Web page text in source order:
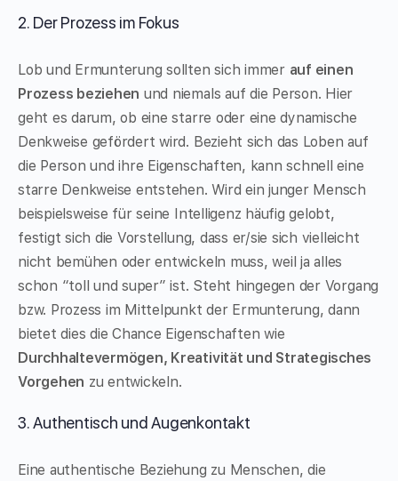
2. Der Prozess im Fokus
Lob und Ermunterung sollten sich immer auf einen
Prozess beziehen und niemals auf die Person. Hier
geht es darum, ob eine starre oder eine dynamische
Denkweise gefördert wird. Bezieht sich das Loben auf
die Person und ihre Eigenschaften, kann schnell eine
starre Denkweise entstehen. Wird ein junger Mensch
beispielsweise für seine Intelligenz häufig gelobt,
festigt sich die Vorstellung, dass er/sie sich vielleicht
nicht bemühen oder entwickeln muss, weil ja alles
schon “toll und super” ist. Steht hingegen der Vorgang
bzw. Prozess im Mittelpunkt der Ermunterung, dann
bietet dies die Chance Eigenschaften wie
Durchhaltevermögen, Kreativität und Strategisches
Vorgehen zu entwickeln.
3. Authentisch und Augenkontakt
Eine authentische Beziehung zu Menschen, die